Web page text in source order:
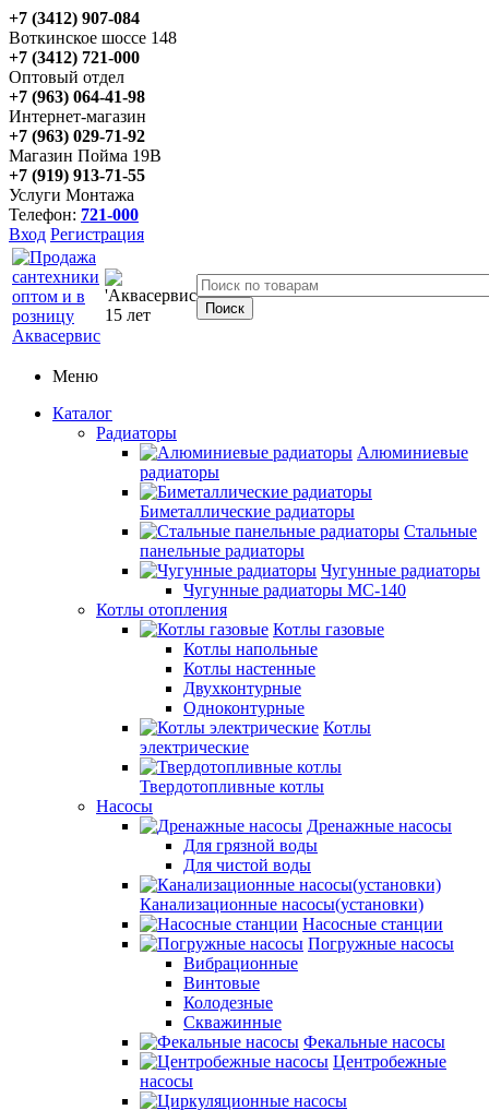
+7 (3412) 907-084
Воткинское шоссе 148
+7 (3412) 721-000
Оптовый отдел
+7 (963) 064-41-98
Интернет-магазин
+7 (963) 029-71-92
Магазин Пойма 19В
+7 (919) 913-71-55
Услуги Монтажа
Телефон: 721-000
Вход Регистрация
Меню
Каталог
Радиаторы
Алюминиевые
радиаторы
Биметаллические радиаторы
Стальные
панельные радиаторы
Чугунные радиаторы
Чугунные радиаторы МС-140
Котлы отопления
Котлы газовые
Котлы напольные
Котлы настенные
Двухконтурные
Одноконтурные
Котлы
электрические
Твердотопливные котлы
Насосы
Дренажные насосы
Для грязной воды
Для чистой воды
Канализационные насосы(установки)
Насосные станции
Погружные насосы
Вибрационные
Винтовые
Колодезные
Скважинные
Фекальные насосы
Центробежные
насосы